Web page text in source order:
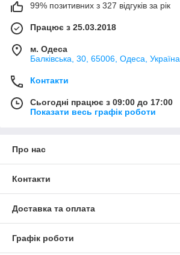
99% позитивних з 327 відгуків за рік
Працює з 25.03.2018
м. Одеса
Балківська, 30, 65006, Одеса, Україна
Контакти
Сьогодні працює з 09:00 до 17:00
Показати весь графік роботи
Про нас
Контакти
Доставка та оплата
Графік роботи